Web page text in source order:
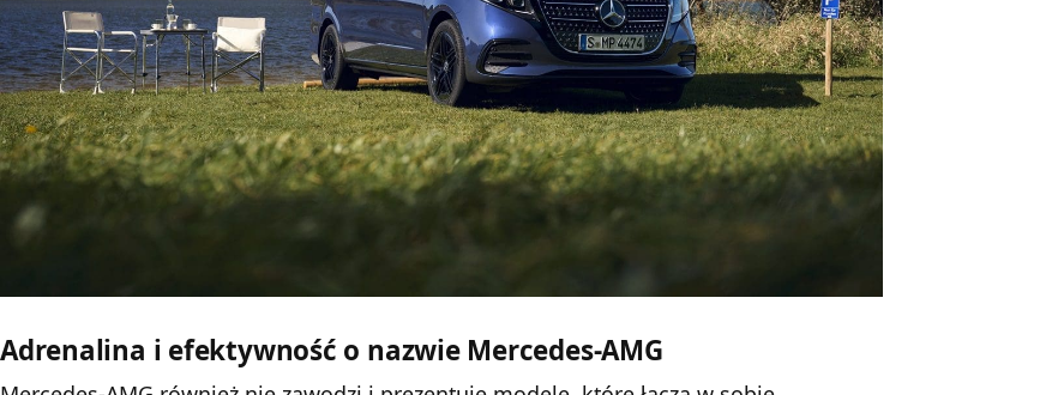
Adrenalina i efektywność o nazwie Mercedes-AMG